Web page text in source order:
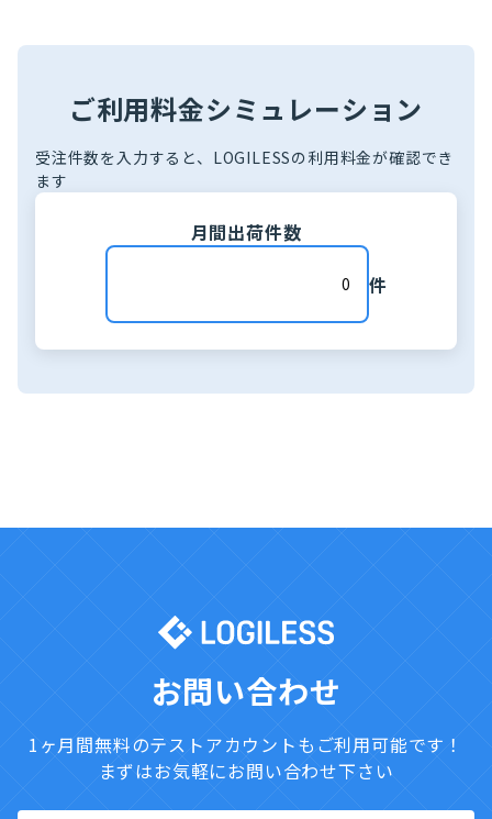
ご利用料金シミュレーション
受注件数を入力すると、LOGILESSの利用料金が確認でき
ます
月間出荷件数
件
単価 数量
料金
お問い合わせ
1ヶ月間無料のテストアカウントもご利用可能です！
まずはお気軽にお問い合わせ下さい